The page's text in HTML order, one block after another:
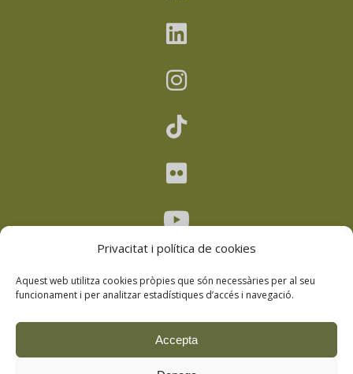
Privacitat i política de cookies
Aquest web utilitza cookies pròpies que són necessàries per al seu
funcionament i per analitzar estadístiques d’accés i navegació.
Accepta
Política de privacitat
Política de cookies–Política de drets